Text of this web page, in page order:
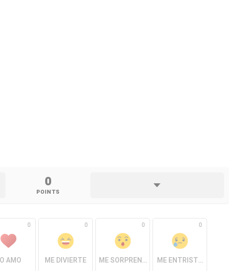
0
POINTS
0
AMO
0
ME DIVIERTE
0
ME SORPRENDE
0
ME ENTRISTECE